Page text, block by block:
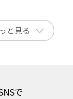
と見る
で